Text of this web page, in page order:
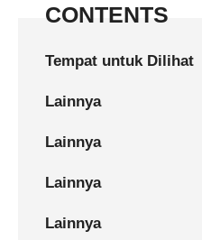
CONTENTS
Tempat untuk Dilihat
Lainnya
Lainnya
Lainnya
Lainnya